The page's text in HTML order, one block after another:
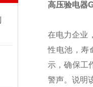
高压验电器
在电力企业
性电池，寿
示，确保工
警声。说明